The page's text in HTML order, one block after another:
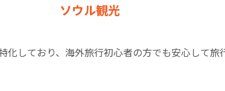
ソウル観光
化しており、海外旅行初心者の方でも安心して